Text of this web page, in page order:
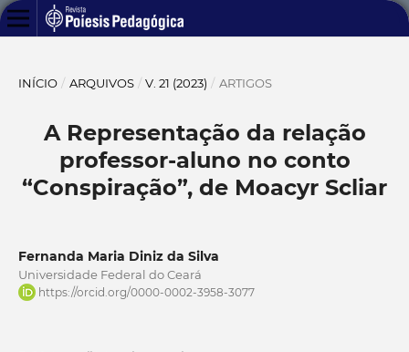
INÍCIO / ARQUIVOS / V. 21 (2023) / ARTIGOS
A Representação da relação
professor-aluno no conto
“Conspiração”, de Moacyr Scliar
Fernanda Maria Diniz da Silva
Universidade Federal do Ceará
https://orcid.org/0000-0002-3958-3077